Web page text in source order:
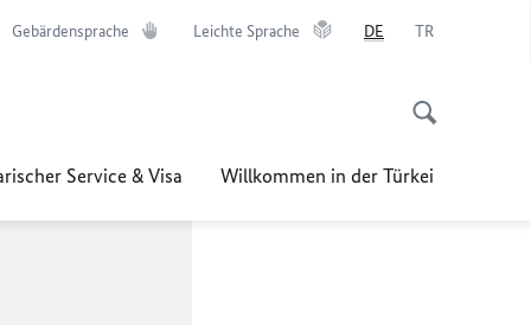
Gebärdensprache Leichte Sprache DE TR
Service & Visa Willkommen in der Türkei